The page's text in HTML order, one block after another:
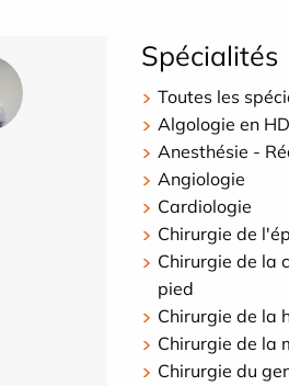
Spécialités
Toutes les
Algologie en
Anesthésie -
Angiologie
Cardiologie
Chirurgie de
Chirurgie de la
pied
Chirurgie de la
Chirurgie de la
Chirurgie du